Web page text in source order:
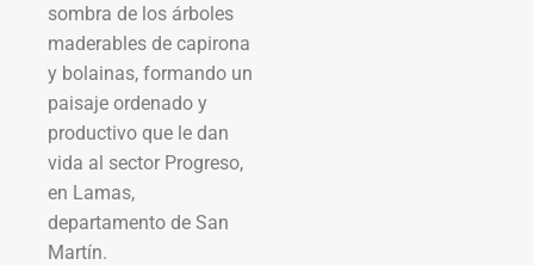
sombra de los árboles
maderables de capirona
y bolainas, formando un
paisaje ordenado y
productivo que le dan
vida al sector Progreso,
en Lamas,
departamento de San
Martín.